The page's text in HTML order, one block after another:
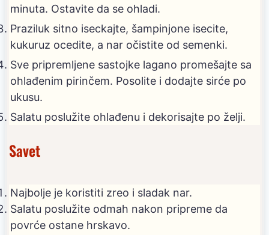
minuta. Ostavite da se ohladi.
Praziluk sitno iseckajte, šampinjone isecite,
kukuruz ocedite, a nar očistite od semenki.
Sve pripremljene sastojke lagano promešajte sa
ohlađenim pirinčem. Posolite i dodajte sirće po
ukusu.
Salatu poslužite ohlađenu i dekorisajte po želji.
Savet
Najbolje je koristiti zreo i sladak nar.
Salatu poslužite odmah nakon pripreme da
povrće ostane hrskavo.